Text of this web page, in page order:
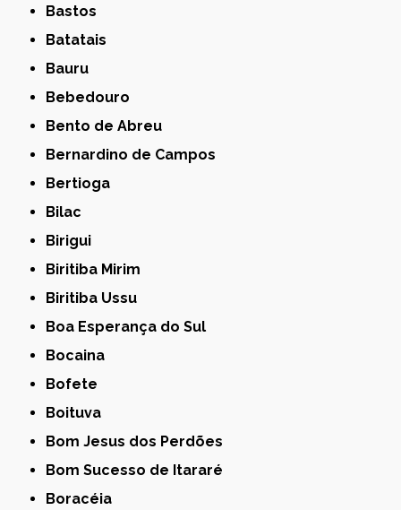
Bastos
Batatais
Bauru
Bebedouro
Bento de Abreu
Bernardino de Campos
Bertioga
Bilac
Birigui
Biritiba Mirim
Biritiba Ussu
Boa Esperança do Sul
Bocaina
Bofete
Boituva
Bom Jesus dos Perdões
Bom Sucesso de Itararé
Boracéia